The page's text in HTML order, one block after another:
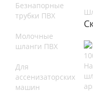
Безнапорные
трубки ПВХ
Молочные
шланги ПВХ
Для
ассенизаторских
машин